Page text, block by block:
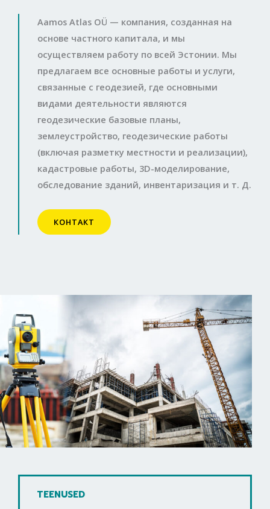
Aamos Atlas OÜ — компания, созданная на
основе частного капитала, и мы
осуществляем работу по всей Эстонии. Мы
предлагаем все основные работы и услуги,
связанные с геодезией, где основными
видами деятельности являются
геодезические базовые планы,
землеустройство, геодезические работы
(включая разметку местности и реализации),
кадастровые работы, 3D-моделирование,
обследование зданий, инвентаризация и т. Д.
КОНТАКТ
TEENUSED